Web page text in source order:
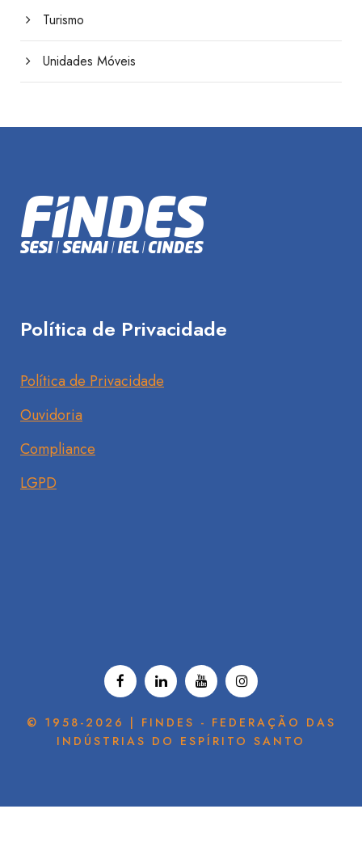
Turismo
Unidades Móveis
Política de Privacidade
Política de Privacidade
Ouvidoria
Compliance
LGPD
© 1958-2026 | FINDES - FEDERAÇÃO DAS
INDÚSTRIAS DO ESPÍRITO SANTO